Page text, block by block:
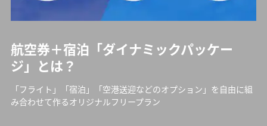
航空券＋宿泊「ダイナミックパッケー
ジ」とは？
「フライト」「宿泊」「空港送迎などのオプション」を自由に組
み合わせて作るオリジナルフリープラン